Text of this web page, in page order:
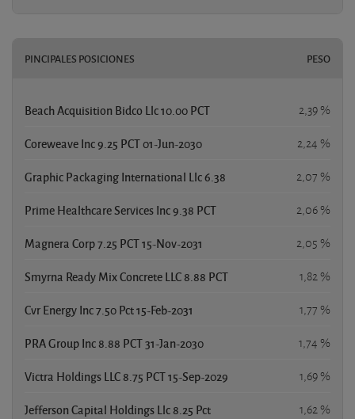
PINCIPALES POSICIONES PESO
Beach Acquisition Bidco Llc 10.00 PCT 2,39 %
Coreweave Inc 9.25 PCT 01-Jun-2030 2,24 %
Graphic Packaging International Llc 6.38 2,07 %
Prime Healthcare Services Inc 9.38 PCT 2,06 %
Magnera Corp 7.25 PCT 15-Nov-2031 2,05 %
Smyrna Ready Mix Concrete LLC 8.88 PCT 1,82 %
Cvr Energy Inc 7.50 Pct 15-Feb-2031 1,77 %
PRA Group Inc 8.88 PCT 31-Jan-2030 1,74 %
Victra Holdings LLC 8.75 PCT 15-Sep-2029 1,69 %
Jefferson Capital Holdings Llc 8.25 Pct 1,62 %